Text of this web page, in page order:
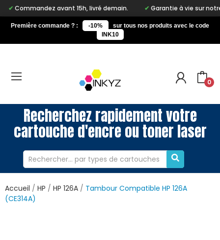
avant 15h, livré demain. Garantie à vie sur notre marque
Première commande ? : -10%
sur tous nos produits avec le code
INK10
0
Recherchez rapidement votre
cartouche d'encre ou toner laser
Accueil HP HP 126A
Tambour Compatible HP 126A
(CE314A)